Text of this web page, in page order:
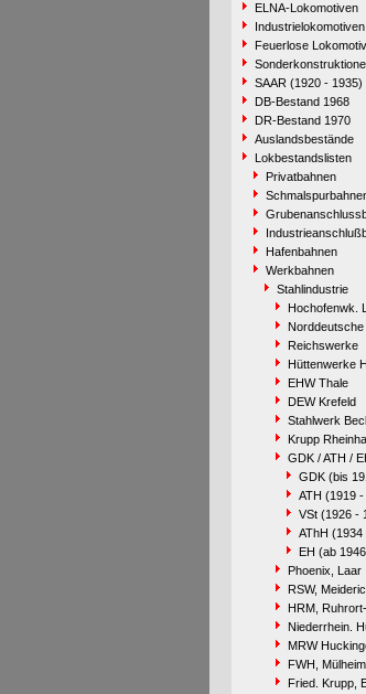
ELNA-Lokomotiven
Industrielokomotiven
Feuerlose
SAAR (1920 - 1935)
DB-Bestand 1968
DR-Bestand 1970
Auslandsbestände
Lokbestandslisten
Privatbahnen
Hafenbahnen
Werkbahnen
Stahlindustrie
Hochofenwk.
Norddeutsche
Reichswerke
Hüttenwerke
EHW Thale
DEW Krefeld
Stahlwerk
Krupp
GDK / ATH /
GDK (bis
ATH (1919 -
VSt (1926 -
AThH (1934
EH (ab
Phoenix, Laar
RSW,
HRM,
Niederrhein.
MRW
FWH,
Fried. Krupp,